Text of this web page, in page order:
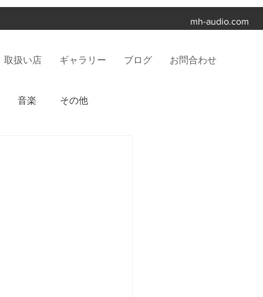
mh-audio.com
取扱い店 ギャラリー ブログ お問合わせ
音楽 その他